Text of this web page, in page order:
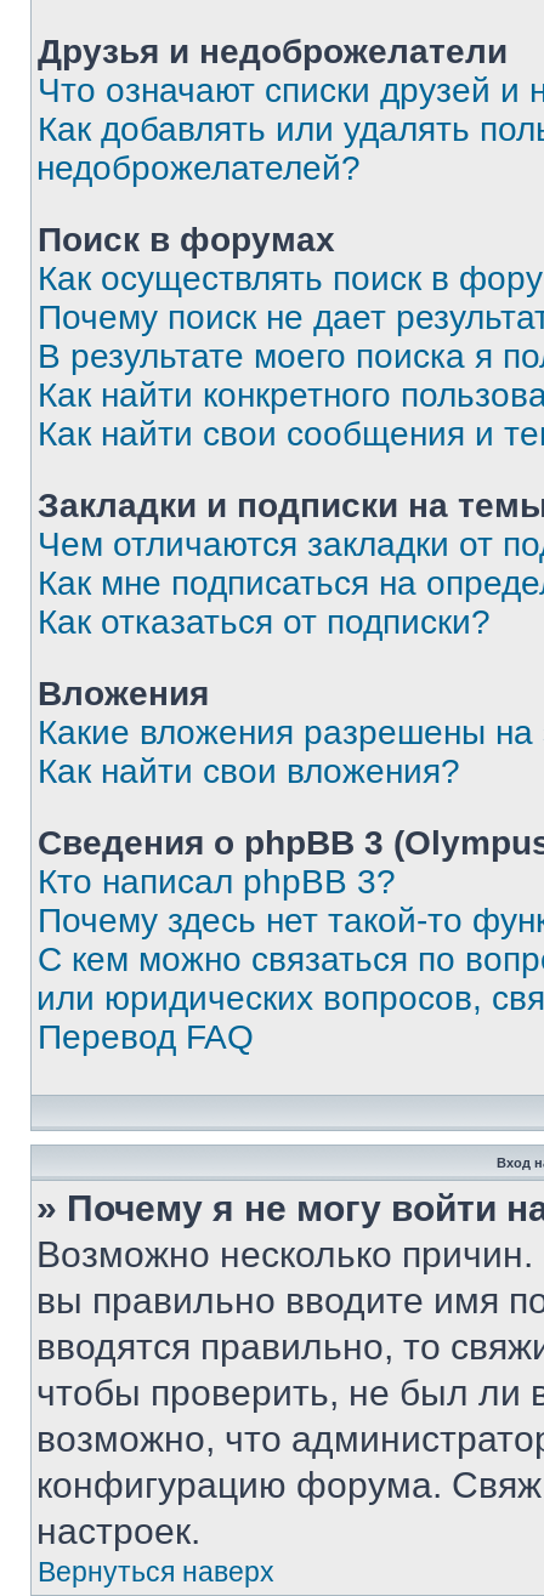
Друзья и недоброжелатели
Что означают списки друзей и
Как добавлять или удалять
недоброжелателей?
Поиск в форумах
Как осуществлять поиск в
Почему поиск не дает
В результате моего поиска я
Как найти конкретного
Как найти свои сообщения и
Закладки и подписки на
Чем отличаются закладки от
Как мне подписаться на
Как отказаться от подписки?
Вложения
Какие вложения разрешены
Как найти свои вложения?
Сведения о phpBB 3
Кто написал phpBB 3?
Почему здесь нет такой-то
С кем можно связаться по
или юридических вопросов,
Перевод FAQ
Вход
» Почему я не могу войти
Возможно несколько
вы правильно вводите имя
вводятся правильно, то
чтобы проверить, не был ли
возможно, что
конфигурацию форума.
настроек.
Вернуться наверх